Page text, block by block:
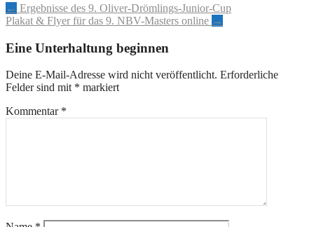
Artikel-
Navigation
← Ergebnisse des 9. Oliver-Drömlings-Junior-Cup
Plakat & Flyer für das 9. NBV-Masters online →
Eine Unterhaltung beginnen
Deine E-Mail-Adresse wird nicht veröffentlicht. Erforderliche
Felder sind mit * markiert
Kommentar *